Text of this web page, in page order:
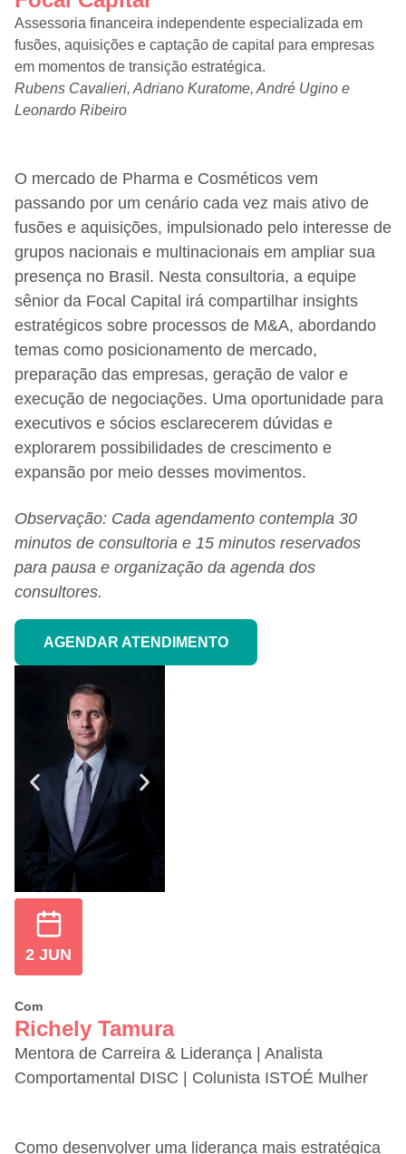
Assessoria financeira independente especializada em
fusões, aquisições e captação de capital para empresas
em momentos de transição estratégica.
Rubens Cavalieri, Adriano Kuratome, André Ugino e
Leonardo Ribeiro
O mercado de Pharma e Cosméticos vem
passando por um cenário cada vez mais ativo de
fusões e aquisições, impulsionado pelo interesse de
grupos nacionais e multinacionais em ampliar sua
presença no Brasil. Nesta consultoria, a equipe
sênior da Focal Capital irá compartilhar insights
estratégicos sobre processos de M&A, abordando
temas como posicionamento de mercado,
preparação das empresas, geração de valor e
execução de negociações. Uma oportunidade para
executivos e sócios esclarecerem dúvidas e
explorarem possibilidades de crescimento e
expansão por meio desses movimentos.
Observação: Cada agendamento contempla 30
minutos de consultoria e 15 minutos reservados
para pausa e organização da agenda dos
consultores.
AGENDAR ATENDIMENTO
2 JUN
Com
Richely Tamura
Mentora de Carreira & Liderança | Analista
Comportamental DISC | Colunista ISTOÉ Mulher
Como desenvolver uma liderança mais estratégica